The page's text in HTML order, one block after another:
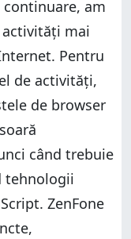
am
activități mai
Pentru
de activități,
de browser
când trebuie
tehnologii
ZenFone